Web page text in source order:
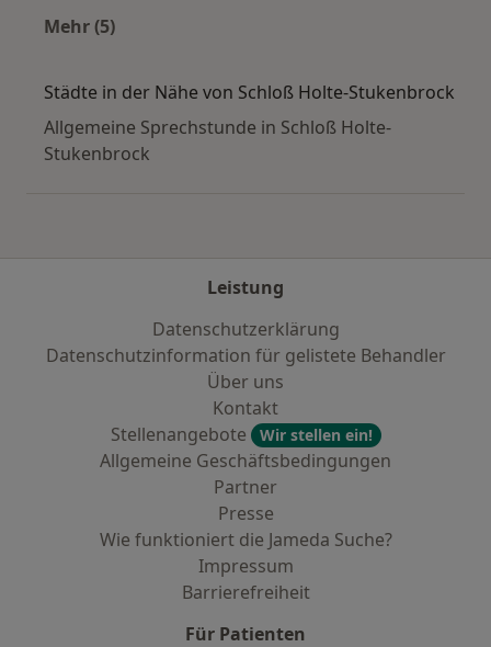
Mehr (5)
Städte in der Nähe von Schloß Holte-Stukenbrock
Allgemeine Sprechstunde in Schloß Holte-
Stukenbrock
Leistung
Datenschutzerklärung
Datenschutzinformation für gelistete Behandler
Über uns
Kontakt
Stellenangebote
Wir stellen ein!
Allgemeine Geschäftsbedingungen
Partner
Presse
Wie funktioniert die Jameda Suche?
Impressum
Barrierefreiheit
Für Patienten